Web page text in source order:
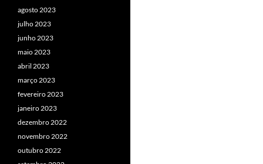
agosto 2023
julho 2023
junho 2023
maio 2023
abril 2023
março 2023
fevereiro 2023
janeiro 2023
dezembro 2022
novembro 2022
outubro 2022